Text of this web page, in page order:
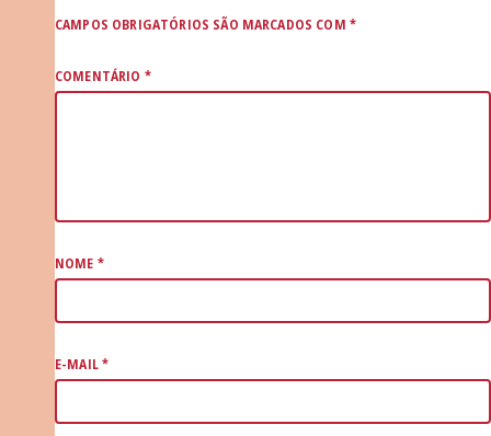
CAMPOS OBRIGATÓRIOS SÃO MARCADOS COM *
COMENTÁRIO *
NOME *
E-MAIL*